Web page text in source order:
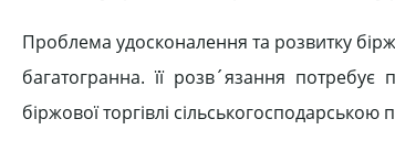
Проблема удосконалення та розвитку
багатогранна. її розв´язання потребує
біржової торгівлі